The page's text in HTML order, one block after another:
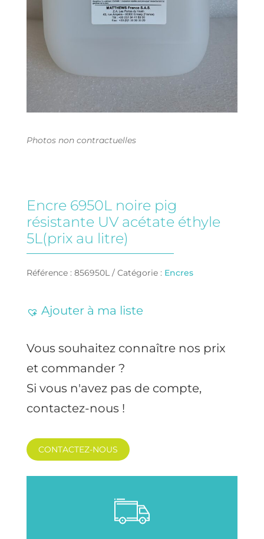
Photos non contractuelles
Encre 6950L noire pig
résistante UV acétate éthyle
5L(prix au litre)
Référence : 856950L Catégorie : Encres
Ajouter à ma liste
Vous souhaitez connaître nos prix
et commander ?
Si vous n'avez pas de compte,
contactez-nous !
CONTACTEZ-NOUS